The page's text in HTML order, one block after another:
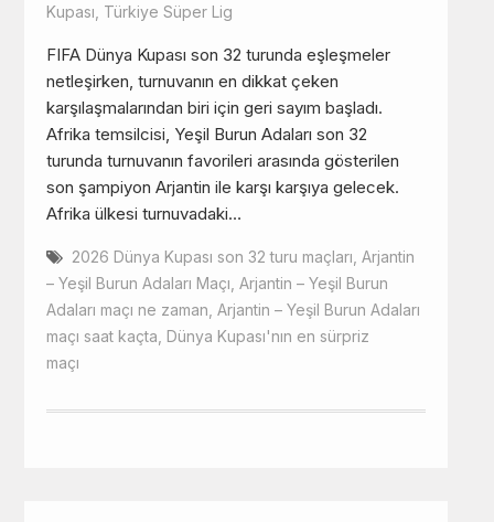
Kupası Türkiye Süper Lig
FIFA Dünya Kupası son 32 turunda eşleşmeler
netleşirken, turnuvanın en dikkat çeken
karşılaşmalarından biri için geri sayım başladı.
Afrika temsilcisi, Yeşil Burun Adaları son 32
turunda turnuvanın favorileri arasında gösterilen
son şampiyon Arjantin ile karşı karşıya gelecek.
Afrika ülkesi turnuvadaki…
2026 Dünya Kupası son 32 turu maçları Arjantin
– Yeşil Burun Adaları Maçı Arjantin – Yeşil Burun
Adaları maçı ne zaman Arjantin – Yeşil Burun Adaları
maçı saat kaçta Dünya Kupası'nın en sürpriz
maçı